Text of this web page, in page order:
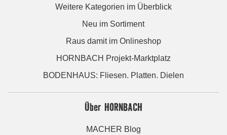
Weitere Kategorien im Überblick
Neu im Sortiment
Raus damit im Onlineshop
HORNBACH Projekt-Marktplatz
BODENHAUS: Fliesen. Platten. Dielen
Über HORNBACH
MACHER Blog